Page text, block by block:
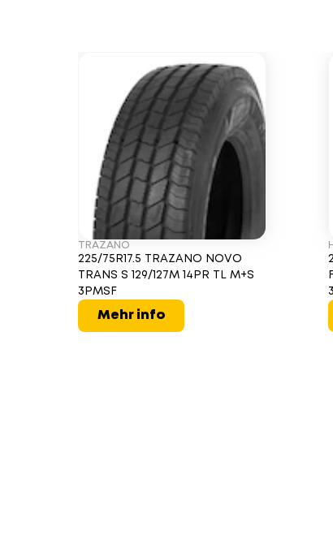
TRAZANO
225/75R17.5 TRAZANO NOVO
TRANS S 129/127M 14PR TL M+S
3PMSF
Mehr info